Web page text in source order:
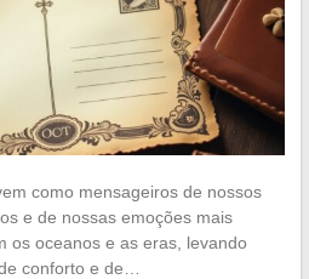
como mensageiros de nossos
e de nossas emoções mais
os oceanos e as eras, levando
conforto e de…